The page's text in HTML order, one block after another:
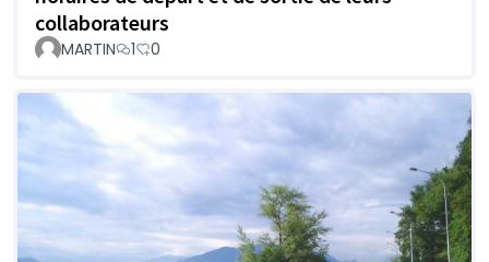
collaborateurs
MARTIN 1 0